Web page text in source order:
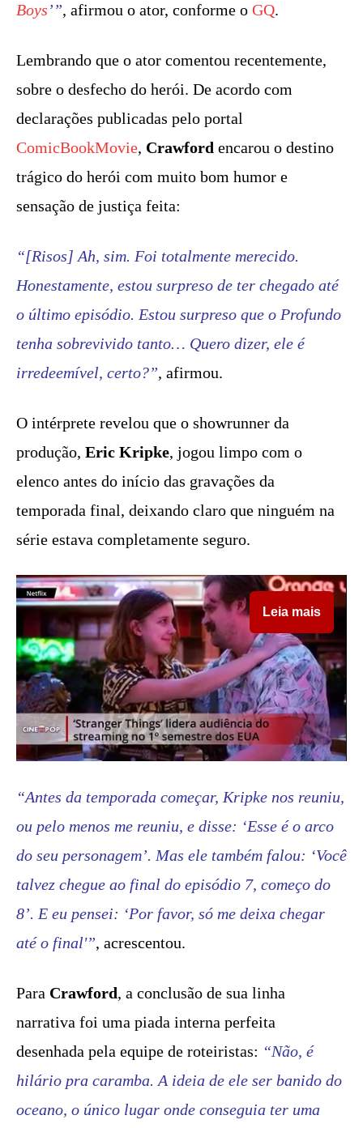
Boys’”, afirmou o ator, conforme o GQ.
Lembrando que o ator comentou recentemente,
sobre o desfecho do herói. De acordo com
declarações publicadas pelo portal
ComicBookMovie, Crawford encarou o destino
trágico do herói com muito bom humor e
sensação de justiça feita:
“[Risos] Ah, sim. Foi totalmente merecido.
Honestamente, estou surpreso de ter chegado até
o último episódio. Estou surpreso que o Profundo
tenha sobrevivido tanto… Quero dizer, ele é
irredeemível, certo?”, afirmou.
O intérprete revelou que o showrunner da
produção, Eric Kripke, jogou limpo com o
elenco antes do início das gravações da
temporada final, deixando claro que ninguém na
série estava completamente seguro.
Leia mais
“Antes da temporada começar, Kripke nos reuniu,
ou pelo menos me reuniu, e disse: ‘Esse é o arco
do seu personagem’. Mas ele também falou: ‘Você
talvez chegue ao final do episódio 7, começo do
8’. E eu pensei: ‘Por favor, só me deixa chegar
até o final'”, acrescentou.
Para Crawford, a conclusão de sua linha
narrativa foi uma piada interna perfeita
desenhada pela equipe de roteiristas: “Não, é
hilário pra caramba. A ideia de ele ser banido do
oceano, o único lugar onde conseguia ter uma